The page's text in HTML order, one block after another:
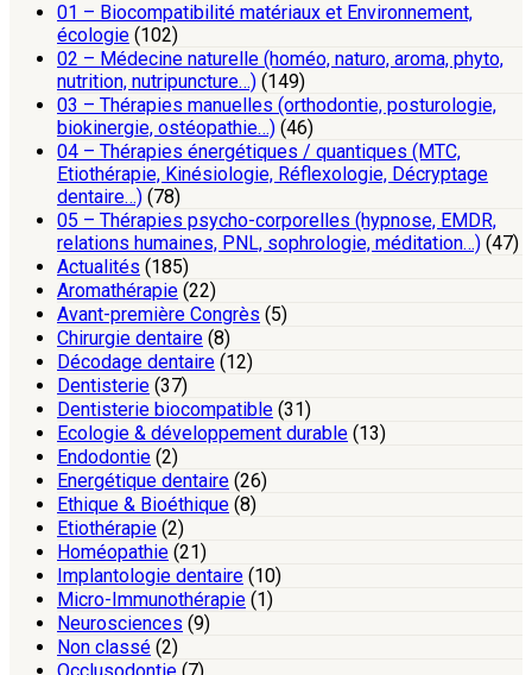
01 – Biocompatibilité matériaux et Environnement,
écologie (102)
02 – Médecine naturelle (homéo, naturo, aroma, phyto,
nutrition, nutripuncture…) (149)
03 – Thérapies manuelles (orthodontie, posturologie,
biokinergie, ostéopathie…) (46)
04 – Thérapies énergétiques / quantiques (MTC,
Etiothérapie, Kinésiologie, Réflexologie, Décryptage
dentaire…) (78)
05 – Thérapies psycho-corporelles (hypnose, EMDR,
relations humaines, PNL, sophrologie, méditation…) (47)
Actualités (185)
Aromathérapie (22)
Avant-première Congrès (5)
Chirurgie dentaire (8)
Décodage dentaire (12)
Dentisterie (37)
Dentisterie biocompatible (31)
Ecologie & développement durable (13)
Endodontie (2)
Energétique dentaire (26)
Ethique & Bioéthique (8)
Etiothérapie (2)
Homéopathie (21)
Implantologie dentaire (10)
Micro-Immunothérapie (1)
Neurosciences (9)
Non classé (2)